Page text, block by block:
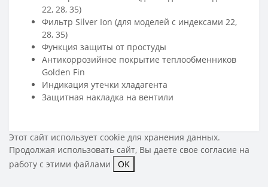
22, 28, 35)
Фильтр Silver Ion (для моделей с индексами 22,
28, 35)
Функция защиты от простуды
Антикоррозийное покрытие теплообменников
Golden Fin
Индикация утечки хладагента
Защитная накладка на вентили
Этот сайт использует cookie для хранения данных.
Продолжая использовать сайт, Вы даете свое согласие на
работу с этими файлами
OK